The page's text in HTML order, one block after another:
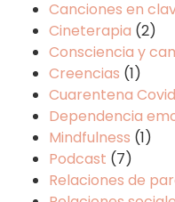
Canciones en
Cineterapia (2)
Consciencia y
Creencias (1)
Cuarentena
Dependencia
Mindfulness (1)
Podcast (7)
Relaciones de